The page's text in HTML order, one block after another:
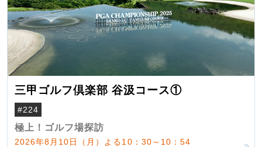
三甲ゴルフ倶楽部 谷汲コース①
#224
極上！ゴルフ場探訪
2026年8月10日（月）よる10：30～10：54